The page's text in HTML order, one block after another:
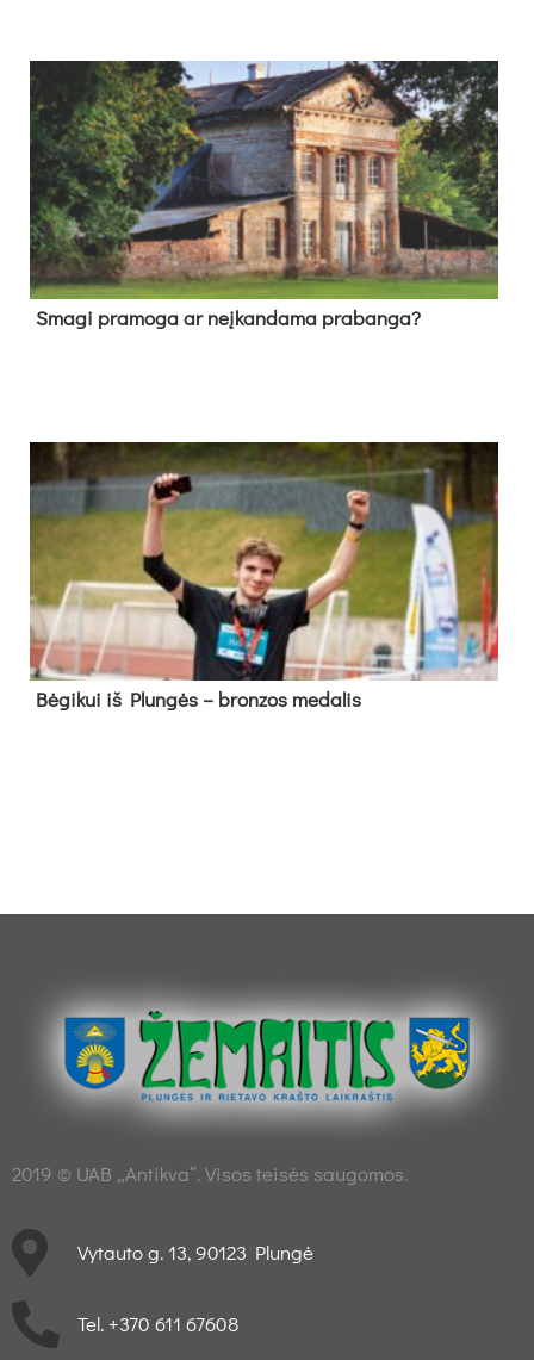
Sma­gi pra­mo­ga ar neį­kan­da­ma pra­ban­ga?
Bė­gi­kui iš Plun­gės – bron­zos me­da­lis
2019 © UAB „Antikva“. Visos teisės saugomos.
Vytauto g. 13, 90123 Plungė
Tel. +370 611 67608